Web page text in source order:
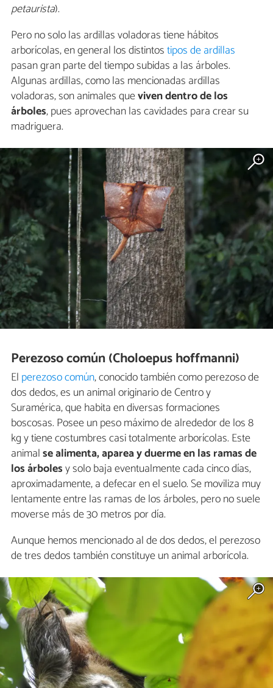
petaurista).
Pero no solo las ardillas voladoras tiene hábitos
arborícolas, en general los distintostipos de ardillas
pasan gran parte del tiempo subidas a las árboles.
Algunas ardillas, como las mencionadas ardillas
voladoras, son animales queviven dentro de los
árboles, pues aprovechan las cavidades para crear su
madriguera.
Perezoso común (Choloepus hoffmanni)
El perezoso común, conocido también como perezoso de
dos dedos, es un animal originario de Centro y
Suramérica, que habita en diversas formaciones
boscosas. Posee un peso máximo de alrededor de los 8
kg y tiene costumbres casi totalmente arborícolas. Este
animalse alimenta, aparea y duerme en las ramas de
los árbolesy solo baja eventualmente cada cinco días,
aproximadamente, a defecar en el suelo. Se moviliza muy
lentamente entre las ramas de los árboles, pero no suele
moverse más de 30 metros por día.
Aunque hemos mencionado al de dos dedos, el perezoso
de tres dedos también constituye un animal arborícola.